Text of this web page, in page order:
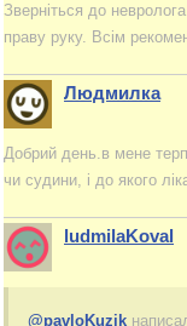
Зверніться до
праву руку. Всім
Людмилка
Добрий день.в мене
чи судини, і до якого
ludmilaKoval
@pavloKuzik